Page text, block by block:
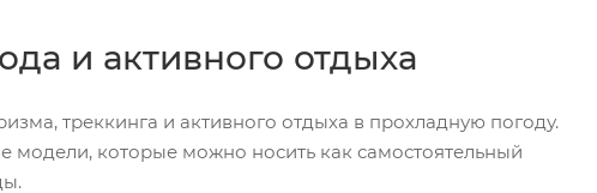
и активного отдыха
треккинга и активного отдыха в прохладную погоду.
модели, которые можно носить как самостоятельный